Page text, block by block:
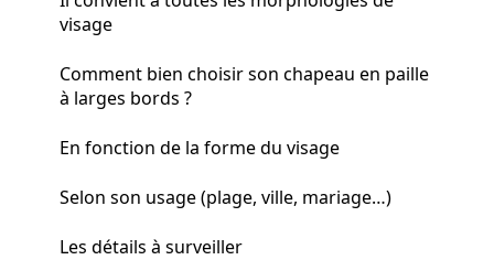
visage
Comment bien choisir son chapeau en paille
à larges bords ?
En fonction de la forme du visage
Selon son usage (plage, ville, mariage…)
Les détails à surveiller